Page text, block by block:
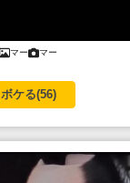
マー マー
ボケる(56)